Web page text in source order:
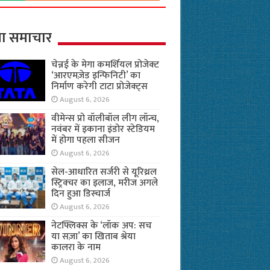
समाचार
चेन्नई के मेगा कमर्शियल प्रोजेक्ट
‘आरएमज़ेड इन्फिनिटी’ का
निर्माण करेगी टाटा प्रोजेक्ट्स
August 6, 2026
वीमेन्स प्रो वॉलीबॉल लीग लॉन्च,
नवंबर में इकाना इंडोर स्टेडियम
में होगा पहला सीजन
August 6, 2026
सेल-आधारित सर्जरी से यूरिथ्रल
स्ट्रिक्चर का इलाज, मरीज अगले
दिन हुआ डिस्चार्ज
August 6, 2026
नेटफ्लिक्स के ‘लॉक अप: सच
या सज़ा’ का खिताब श्रेया
कालरा के नाम
August 6, 2026